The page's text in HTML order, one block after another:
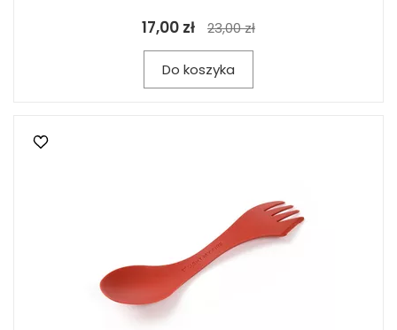
17,00 zł 23,00 zł
Do koszyka